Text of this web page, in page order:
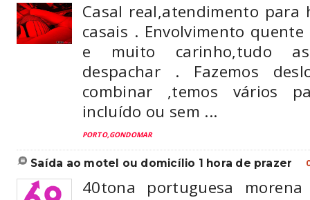
Casal real,atendimento para
casais . Envolvimento
e muito carinho,tudo
despachar . Fazemos
combinar ,temos vários
incluído ou sem ...
PORTO,GONDOMAR
saída ao motel ou domicílio 1 hora de prazer
40tona portuguesa